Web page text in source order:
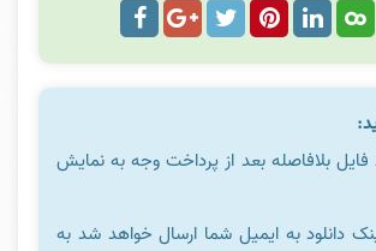
فایل بلافاصله بعد از پرداخت وجه به نمایش
دانلود به ایمیل شما ارسال خواهد شد به